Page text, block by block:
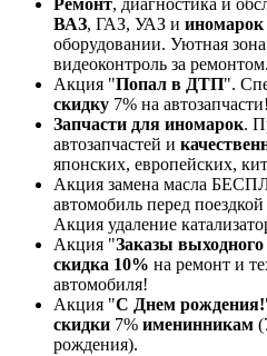
Ремонт, диагностика и
ВАЗ, ГАЗ, УАЗ и иномарок
оборудовании. Уютная
видеоконтроль за ремонтом.
Акция "Попал в ДТП".
скидку 7% на автозапчасти!
Запчасти для иномарок.
автозапчастей и
японских, европейских,
Акция замена масла
автомобиль перед
Акция удаление
Акция "Заказы выходного
скидка 10% на ремонт и
автомобиля!
Акция "С Днем рождения!
скидки 7% именинникам
рождения).